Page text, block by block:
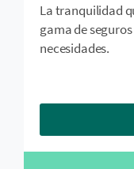
La tranquilidad
gama de
necesidades.